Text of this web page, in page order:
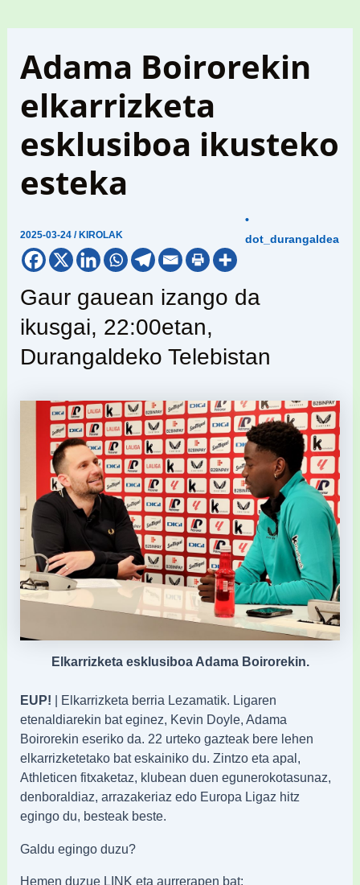
Adama Boirorekin
elkarrizketa
esklusiboa ikusteko
esteka
2025-03-24/ KIROLAK
•
dot_durangaldea
Gaur gauean izango da
ikusgai, 22:00etan,
Durangaldeko Telebistan
Elkarrizketa esklusiboa Adama Boirorekin.
EUP! | Elkarrizketa berria Lezamatik. Ligaren
etenaldiarekin bat eginez, Kevin Doyle, Adama
Boirorekin eseriko da. 22 urteko gazteak bere lehen
elkarrizketetako bat eskainiko du. Zintzo eta apal,
Athleticen fitxaketaz, klubean duen egunerokotasunaz,
denboraldiaz, arrazakeriaz edo Europa Ligaz hitz
egingo du, besteak beste.
Galdu egingo duzu?
Hemen duzue LINK eta aurrerapen bat: